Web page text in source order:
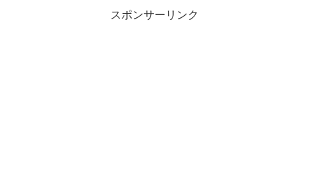
スポンサーリンク